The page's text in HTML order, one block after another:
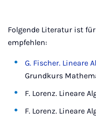
Folgende Literatur ist
empfehlen:
G. Fischer. Lineare
Grundkurs
F. Lorenz. Lineare
F. Lorenz. Lineare